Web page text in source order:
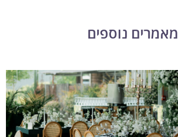
מאמרים נוספים